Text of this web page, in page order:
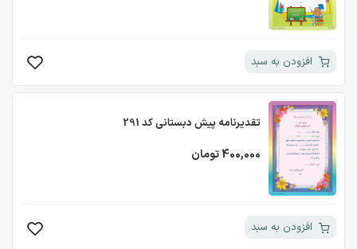
افزودن به سبد
تقدیرنامه پیش دبستانی کد 291
400,000 تومان
افزودن به سبد